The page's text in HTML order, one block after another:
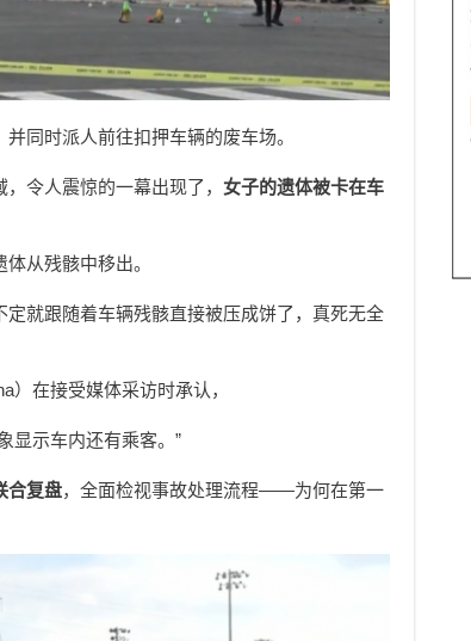
同时派人前往扣押车辆的废车场。
令人震惊的一幕出现了， 女子的遗体被卡在车
从残骸中移出。
就跟随着车辆残骸直接被压成饼了，真死无全
）在接受媒体采访时承认，
显示车内还有乘客。”
合复盘，全面检视事故处理流程——为何在第一